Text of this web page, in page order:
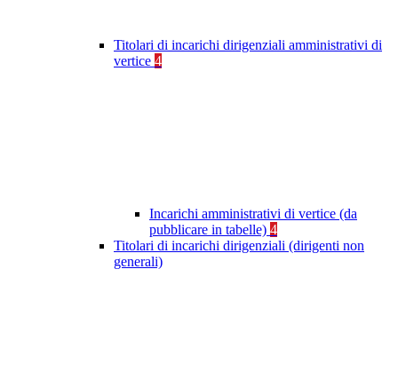
Titolari di incarichi dirigenziali amministrativi di
vertice 4
Incarichi amministrativi di vertice (da
pubblicare in tabelle) 4
Titolari di incarichi dirigenziali (dirigenti non
generali)